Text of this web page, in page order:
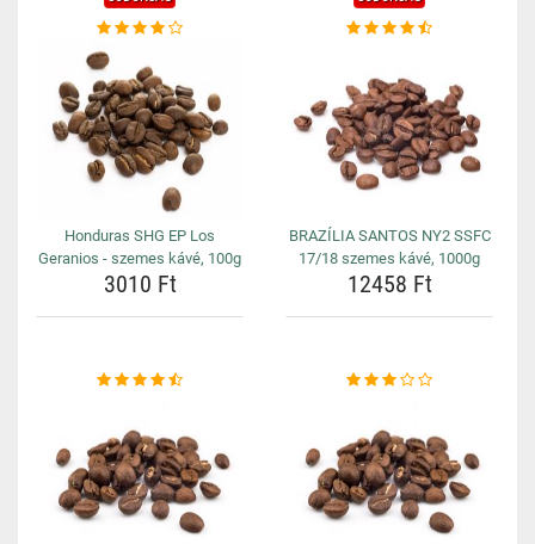
Honduras SHG EP Los
Geranios - szemes kávé, 100g
3010 Ft
BRAZÍLIA SANTOS NY2 SSFC
17/18 szemes kávé, 1000g
12458 Ft